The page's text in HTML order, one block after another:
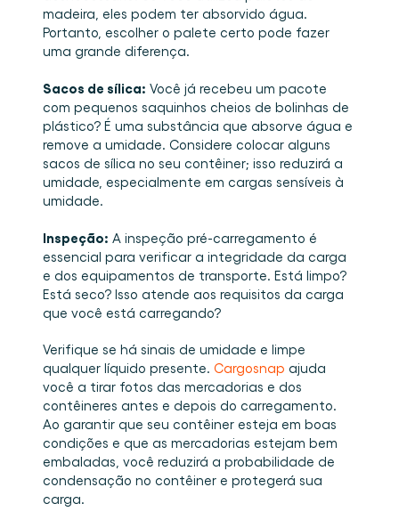
madeira, eles podem ter absorvido água.
Portanto, escolher o palete certo pode fazer
uma grande diferença.
Sacos de sílica: Você já recebeu um pacote
com pequenos saquinhos cheios de bolinhas de
plástico? É uma substância que absorve água e
remove a umidade. Considere colocar alguns
sacos de sílica no seu contêiner; isso reduzirá a
umidade, especialmente em cargas sensíveis à
umidade.
Inspeção: A inspeção pré-carregamento é
essencial para verificar a integridade da carga
e dos equipamentos de transporte. Está limpo?
Está seco? Isso atende aos requisitos da carga
que você está carregando?
Verifique se há sinais de umidade e limpe
qualquer líquido presente. Cargosnap ajuda
você a tirar fotos das mercadorias e dos
contêineres antes e depois do carregamento.
Ao garantir que seu contêiner esteja em boas
condições e que as mercadorias estejam bem
embaladas, você reduzirá a probabilidade de
condensação no contêiner e protegerá sua
carga.